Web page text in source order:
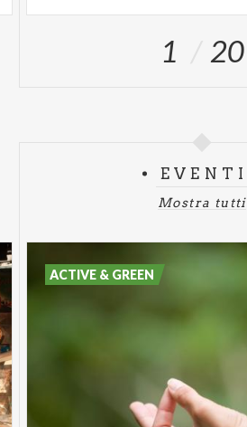
1 20
EVENTI
Mostra tutti
ACTIVE & GREEN